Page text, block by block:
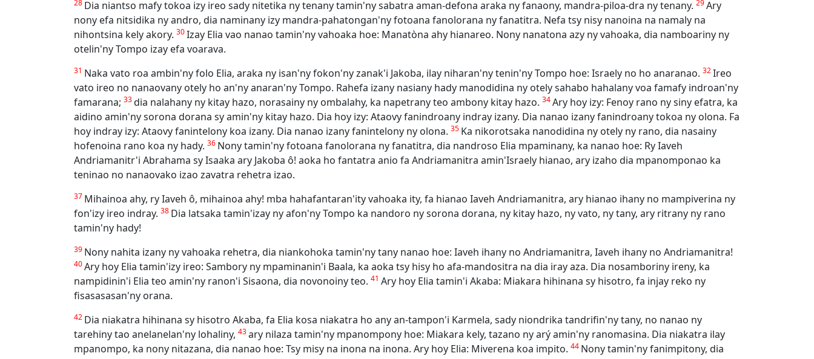
28 Dia niantso mafy tokoa izy ireo sady nitetika ny tenany tamin'ny sabatra aman-defona araka ny fanaony, mandra-piloa-dra ny tenany. 29Ary
nony efa nitsidika ny andro, dia naminany izy mandra-pahatongan'ny fotoana fanolorana ny fanatitra. Nefa tsy nisy nanoina na namaly na
nihontsina kely akory. 30Izay Elia vao nanao tamin'ny vahoaka hoe: Manatòna ahy hianareo. Nony nanatona azy ny vahoaka, dia namboariny ny
otelin'ny Tompo izay efa voarava.
31 Naka vato roa ambin'ny folo Elia, araka ny isan'ny fokon'ny zanak'i Jakoba, ilay niharan'ny tenin'ny Tompo hoe: Israely no ho anaranao. 32Ireo
vato ireo no nanaovany otely ho an'ny anaran'ny Tompo. Rahefa izany nasiany hady manodidina ny otely sahabo hahalany voa famafy indroan'ny
famarana; 33dia nalahany ny kitay hazo, norasainy ny ombalahy, ka napetrany teo ambony kitay hazo. 34Ary hoy izy: Fenoy rano ny siny efatra, ka
aidino amin'ny sorona dorana sy amin'ny kitay hazo. Dia hoy izy: Ataovy fanindroany indray izany. Dia nanao izany fanindroany tokoa ny olona. Fa
hoy indray izy: Ataovy fanintelony koa izany. Dia nanao izany fanintelony ny olona. 35 Ka nikorotsaka nanodidina ny otely ny rano, dia nasainy
hofenoina rano koa ny hady. 36 Nony tamin'ny fotoana fanolorana ny fanatitra, dia nandroso Elia mpaminany, ka nanao hoe: Ry Iaveh
Andriamanitr'i Abrahama sy Isaaka ary Jakoba ô! aoka ho fantatra anio fa Andriamanitra amin'Israely hianao, ary izaho dia mpanomponao ka
teninao no nanaovako izao zavatra rehetra izao.
37 Mihainoa ahy, ry Iaveh ô, mihainoa ahy! mba hahafantaran'ity vahoaka ity, fa hianao Iaveh Andriamanitra, ary hianao ihany no mampiverina ny
fon'izy ireo indray. 38 Dia latsaka tamin'izay ny afon'ny Tompo ka nandoro ny sorona dorana, ny kitay hazo, ny vato, ny tany, ary ritrany ny rano
tamin'ny hady!
39 Nony nahita izany ny vahoaka rehetra, dia niankohoka tamin'ny tany nanao hoe: Iaveh ihany no Andriamanitra, Iaveh ihany no Andriamanitra!
40Ary hoy Elia tamin'izy ireo: Sambory ny mpaminanin'i Baala, ka aoka tsy hisy ho afa-mandositra na dia iray aza. Dia nosamboriny ireny, ka
nampidinin'i Elia teo amin'ny ranon'i Sisaona, dia novonoiny teo. 41 Ary hoy Elia tamin'i Akaba: Miakara hihinana sy hisotro, fa injay reko ny
fisasasasan'ny orana.
42 Dia niakatra hihinana sy hisotro Akaba, fa Elia kosa niakatra ho any an-tampon'i Karmela, sady niondrika tandrifin'ny tany, no nanao ny
tarehiny tao anelanelan'ny lohaliny, 43ary nilaza tamin'ny mpanompony hoe: Miakara kely, tazano ny arý amin'ny ranomasina. Dia niakatra ilay
mpanompo, ka nony nitazana, dia nanao hoe: Tsy misy na inona na inona. Ary hoy Elia: Miverena koa impito. 44 Nony tamin'ny fanimpitony, dia